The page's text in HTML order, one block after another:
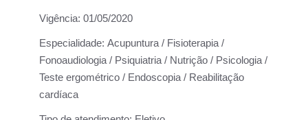
Vigência: 01/05/2020
Especialidade: Acupuntura / Fisioterapia /
Fonoaudiologia / Psiquiatria / Nutrição / Psicologia /
Teste ergométrico / Endoscopia / Reabilitação
cardíaca